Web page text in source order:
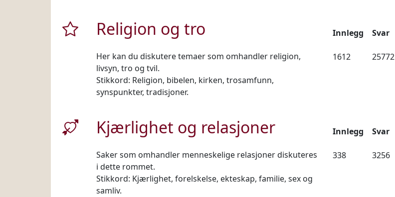
Religion og tro
Her kan du diskutere temaer som omhandler religion,
livsyn, tro og tvil.
Stikkord: Religion, bibelen, kirken, trosamfunn,
synspunkter, tradisjoner.
Innlegg
1612
Svar
25772
Kjærlighet og relasjoner
Saker som omhandler menneskelige relasjoner diskuteres
i dette rommet.
Stikkord: Kjærlighet, forelskelse, ekteskap, familie, sex og
samliv.
Innlegg
338
Svar
3256